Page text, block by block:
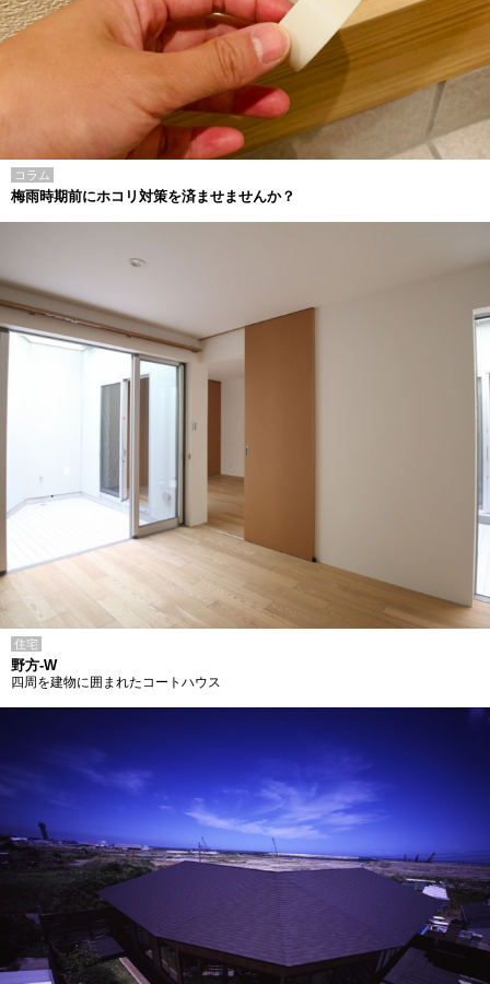
コラム
梅雨時期前にホコリ対策を済ませませんか？
住宅
野方-W
四周を建物に囲まれたコートハウス